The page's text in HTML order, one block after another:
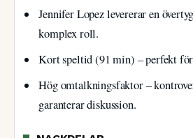
Jennifer Lopez levererar en
komplex roll.
Kort speltid (91 min) – perfekt
Hög omtalkningsfaktor –
garanterar diskussion.